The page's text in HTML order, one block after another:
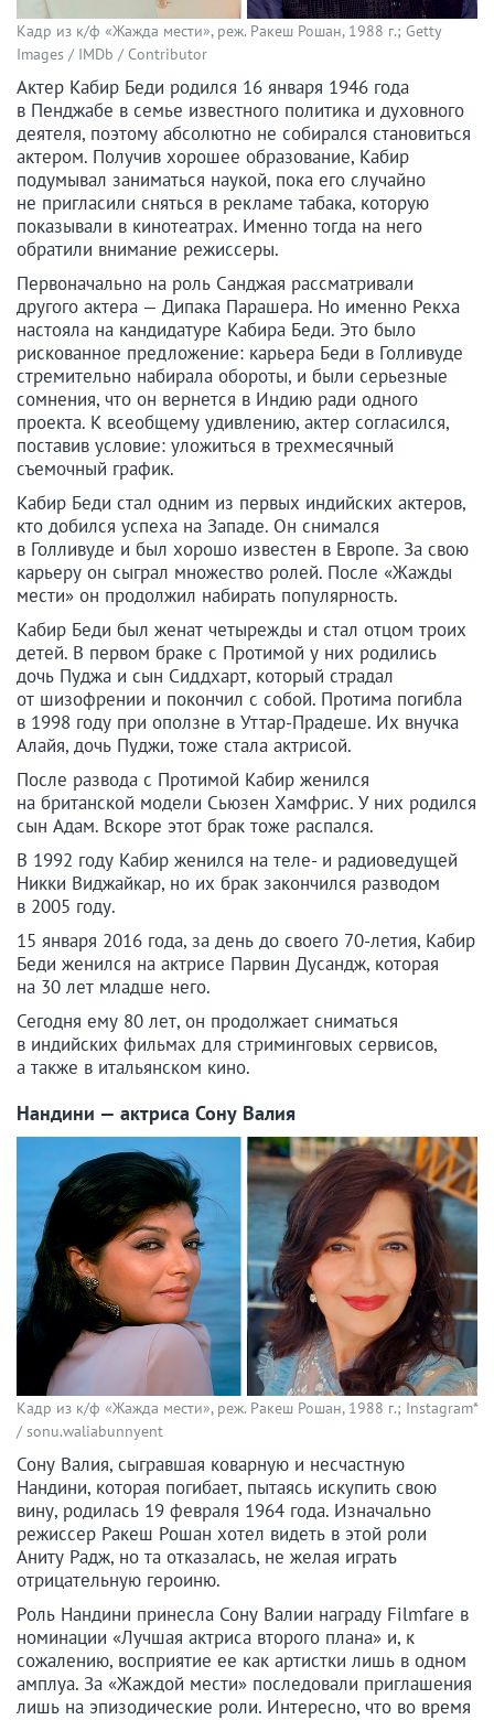
Кадр из к/ф «Жажда мести», реж. Ракеш Рошан, 1988 г.; Getty
Images / IMDb / Contributor
Актер Кабир Беди родился 16 января 1946 года
в Пенджабе в семье известного политика и духовного
деятеля, поэтому абсолютно не собирался становиться
актером. Получив хорошее образование, Кабир
подумывал заниматься наукой, пока его случайно
не пригласили сняться в рекламе табака, которую
показывали в кинотеатрах. Именно тогда на него
обратили внимание режиссеры.
Первоначально на роль Санджая рассматривали
другого актера — Дипака Парашера. Но именно Рекха
настояла на кандидатуре Кабира Беди. Это было
рискованное предложение: карьера Беди в Голливуде
стремительно набирала обороты, и были серьезные
сомнения, что он вернется в Индию ради одного
проекта. К всеобщему удивлению, актер согласился,
поставив условие: уложиться в трехмесячный
съемочный график.
Кабир Беди стал одним из первых индийских актеров,
кто добился успеха на Западе. Он снимался
в Голливуде и был хорошо известен в Европе. За свою
карьеру он сыграл множество ролей. После «Жажды
мести» он продолжил набирать популярность.
Кабир Беди был женат четырежды и стал отцом троих
детей. В первом браке с Протимой у них родились
дочь Пуджа и сын Сиддхарт, который страдал
от шизофрении и покончил с собой. Протима погибла
в 1998 году при оползне в Уттар-Прадеше. Их внучка
Алайя, дочь Пуджи, тоже стала актрисой.
После развода с Протимой Кабир женился
на британской модели Сьюзен Хамфрис. У них родился
сын Адам. Вскоре этот брак тоже распался.
В 1992 году Кабир женился на теле- и радиоведущей
Никки Виджайкар, но их брак закончился разводом
в 2005 году.
15 января 2016 года, за день до своего 70-летия, Кабир
Беди женился на актрисе Парвин Дусандж, которая
на 30 лет младше него.
Сегодня ему 80 лет, он продолжает сниматься
в индийских фильмах для стриминговых сервисов,
а также в итальянском кино.
Нандини — актриса Сону Валия
Кадр из к/ф «Жажда мести», реж. Ракеш Рошан, 1988 г.; Instagram*
/ sonu.waliabunnyent
Сону Валия, сыгравшая коварную и несчастную
Нандини, которая погибает, пытаясь искупить свою
вину, родилась 19 февраля 1964 года. Изначально
режиссер Ракеш Рошан хотел видеть в этой роли
Аниту Радж, но та отказалась, не желая играть
отрицательную героиню.
Роль Нандини принесла Сону Валии награду Filmfare в
номинации «Лучшая актриса второго плана» и, к
сожалению, восприятие ее как артистки лишь в одном
амплуа. За «Жаждой мести» последовали приглашения
лишь на эпизодические роли. Интересно, что во время